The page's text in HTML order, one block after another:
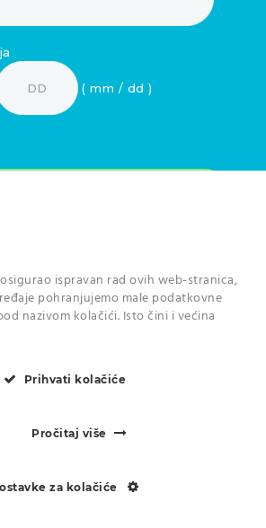
( mm / dd )
koriste Vaši podaci na poveznici.
medicine Zadar
ispravan rad ovih web-stranica,
pohranjujemo male podatkovne
nazivom kolačići. Isto čini i većina
Prihvati kolačiće
Pročitaj više
za kolačiće